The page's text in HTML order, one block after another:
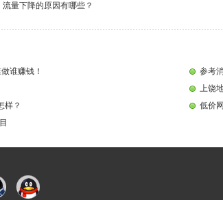
量下降的原因有哪些？
谁赚钱！
参考
上饶
样？
低价